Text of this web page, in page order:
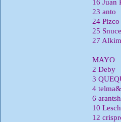
16 Juan
23 anto
24 Pizco
25
27
MAYO
2 Deby
3
4
6
10
12